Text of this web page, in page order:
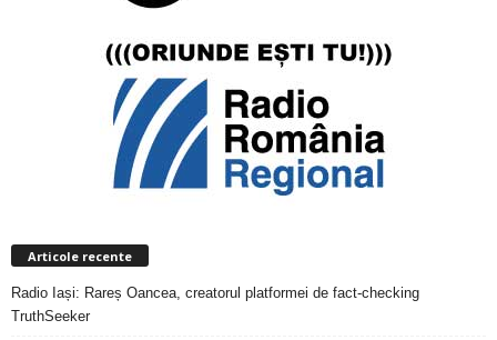
Articole recente
Radio Iași: Rareș Oancea, creatorul platformei de fact-checking
TruthSeeker